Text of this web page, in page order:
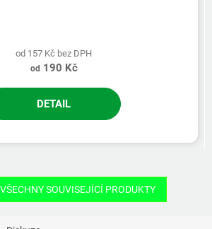
od 157 Kč bez DPH
od 190 Kč
DETAIL
SOUVISEJÍCÍ PRODUKTY